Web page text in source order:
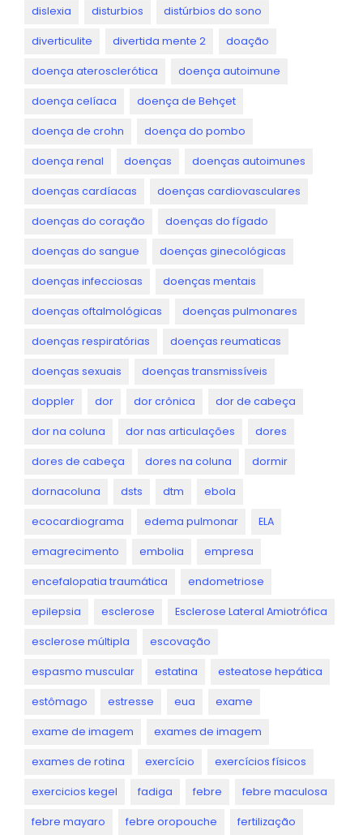
dislexia disturbios distúrbios do sono
diverticulite divertida mente 2 doação
doença aterosclerótica doença autoimune
doença celíaca doença de Behçet
doença de crohn doença do pombo
doença renal doenças doenças autoimunes
doenças cardíacas doenças cardiovasculares
doenças do coração doenças do fígado
doenças do sangue doenças ginecológicas
doenças infecciosas doenças mentais
doenças oftalmológicas doenças pulmonares
doenças respiratórias doenças reumaticas
doenças sexuais doenças transmissíveis
doppler dor dor crônica dor de cabeça
dor na coluna dor nas articulações dores
dores de cabeça dores na coluna dormir
dornacoluna dsts dtm ebola
ecocardiograma edema pulmonar ELA
emagrecimento embolia empresa
encefalopatia traumática endometriose
epilepsia esclerose Esclerose Lateral Amiotrófica
esclerose múltipla escovação
espasmo muscular estatina esteatose hepática
estômago estresse eua exame
exame de imagem exames de imagem
exames de rotina exercício exercícios físicos
exercicios kegel fadiga febre febre maculosa
febre mayaro febre oropouche fertilização